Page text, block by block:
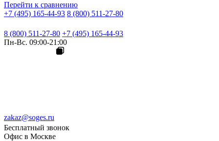
Перейти к сравнению
+7 (495) 165-44-93 8 (800) 511-27-80
8 (800) 511-27-80 +7 (495) 165-44-93
Пн-Вс. 09:00-21:00
zakaz@soges.ru
Бесплатный звонок
Офис в Москве